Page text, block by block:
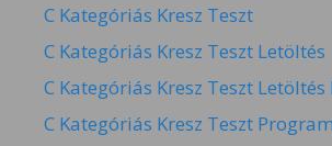
C Kategóriás Kresz Teszt
C Kategóriás Kresz Teszt Letöltés
C Kategóriás Kresz Teszt Letöltés
C Kategóriás Kresz Teszt Program